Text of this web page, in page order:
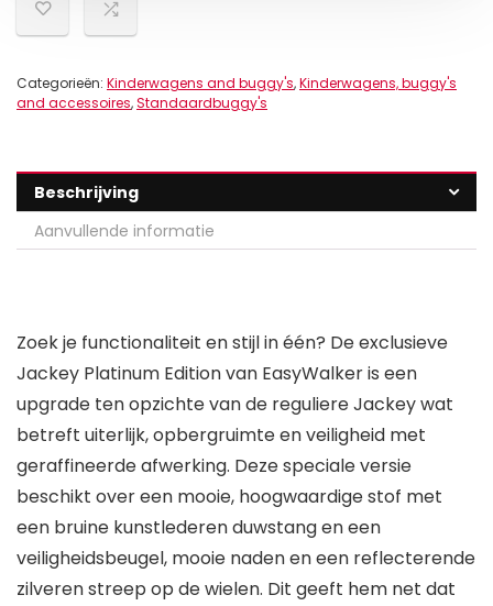
Categorieën: Kinderwagens and buggy's,Kinderwagens, buggy's
and accessoires,Standaardbuggy's
Beschrijving
Aanvullende informatie
Zoek je functionaliteit en stijl in één? De exclusieve
Jackey Platinum Edition van EasyWalker is een
upgrade ten opzichte van de reguliere Jackey wat
betreft uiterlijk, opbergruimte en veiligheid met
geraffineerde afwerking. Deze speciale versie
beschikt over een mooie, hoogwaardige stof met
een bruine kunstlederen duwstang en een
veiligheidsbeugel, mooie naden en een reflecterende
zilveren streep op de wielen. Dit geeft hem net dat